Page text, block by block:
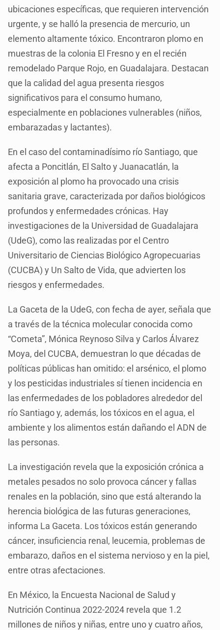
ubicaciones específicas, que requieren intervención
urgente, y se halló la presencia de mercurio, un
elemento altamente tóxico. Encontraron plomo en
muestras de la colonia El Fresno y en el recién
remodelado Parque Rojo, en Guadalajara. Destacan
que la calidad del agua presenta riesgos
significativos para el consumo humano,
especialmente en poblaciones vulnerables (niños,
embarazadas y lactantes).
En el caso del contaminadísimo río Santiago, que
afecta a Poncitlán, El Salto y Juanacatlán, la
exposición al plomo ha provocado una crisis
sanitaria grave, caracterizada por daños biológicos
profundos y enfermedades crónicas. Hay
investigaciones de la Universidad de Guadalajara
(UdeG), como las realizadas por el Centro
Universitario de Ciencias Biológico Agropecuarias
(CUCBA) y Un Salto de Vida, que advierten los
riesgos y enfermedades.
La Gaceta de la UdeG, con fecha de ayer, señala que
a través de la técnica molecular conocida como
“Cometa”, Mónica Reynoso Silva y Carlos Álvarez
Moya, del CUCBA, demuestran lo que décadas de
políticas públicas han omitido: el arsénico, el plomo
y los pesticidas industriales sí tienen incidencia en
las enfermedades de los pobladores alrededor del
río Santiago y, además, los tóxicos en el agua, el
ambiente y los alimentos están dañando el ADN de
las personas.
La investigación revela que la exposición crónica a
metales pesados no solo provoca cáncer y fallas
renales en la población, sino que está alterando la
herencia biológica de las futuras generaciones,
informa La Gaceta. Los tóxicos están generando
cáncer, insuficiencia renal, leucemia, problemas de
embarazo, daños en el sistema nervioso y en la piel,
entre otras afectaciones.
En México, la Encuesta Nacional de Salud y
Nutrición Continua 2022-2024 revela que 1.2
millones de niños y niñas, entre uno y cuatro años,